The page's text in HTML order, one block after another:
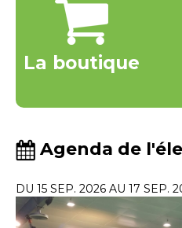
La boutique
Agenda de
DU 15 SEP. 2026 AU 17 SEP.